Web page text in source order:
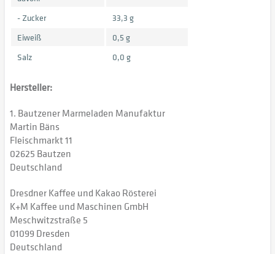
- Zucker
33,3 g
Eiweiß
0,5 g
Salz
0,0 g
Hersteller:
1. Bautzener Marmeladen Manufaktur
Martin Bäns
Fleischmarkt 11
02625 Bautzen
Deutschland
Dresdner Kaffee und Kakao Rösterei
K+M Kaffee und Maschinen GmbH
Meschwitzstraße 5
01099 Dresden
Deutschland